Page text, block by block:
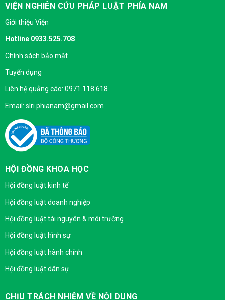
VIỆN NGHIÊN CỨU PHÁP LUẬT PHÍA NAM
Giới thiệu Viện
Hotline 0933.525.708
Chính sách bảo mật
Tuyển dụng
Liên hệ quảng cáo: 0971.118.618
Email: slri.phianam@gmail.com
HỘI ĐỒNG KHOA HỌC
Hội đồng luật kinh tế
Hội đồng luật doanh nghiệp
Hội đồng luật tài nguyên & môi trường
Hội đồng luật hình sự
Hội đồng luật hành chính
Hội đồng luật dân sự
CHỊU TRÁCH NHIỆM VỀ NỘI DUNG